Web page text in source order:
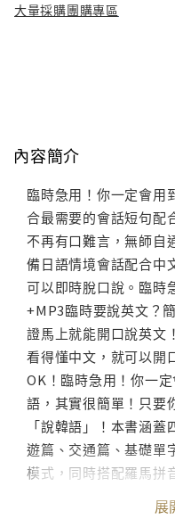
大量採購團購專區
內容簡介
臨時急用！你一定會用
合最需要的會話短句配
不再有口難言，無師自
備日語情境會話配合中
可以即時脫口說。臨時
+MP3臨時要說英文？
證馬上就能開口說英文
看得懂中文，就可以開
OK！臨時急用！你一
語，其實很簡單！只要
「說韓語」！本書涵
遊篇、交通篇、基礎單
模式，同時搭配羅馬拼
展